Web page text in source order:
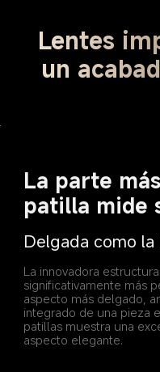
Lentes
un
La parte
patilla mide
Delgada como
La innovadora
significativamente más
aspecto más delgado,
integrado de una pieza
patillas muestra una
aspecto elegante.